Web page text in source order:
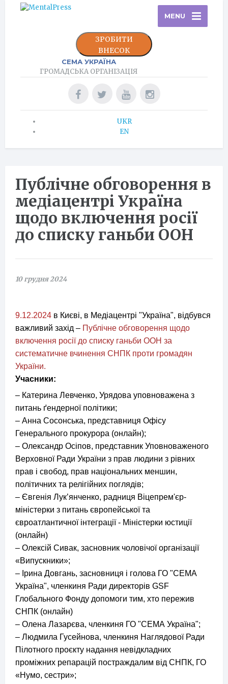
MENU
ЗРОБИТИ
ВНЕСОК
СЕМА УКРАЇНА
ГРОМАДСЬКА ОРГАНІЗАЦІЯ
UKR
EN
Публічне обговорення в
медіацентрі Україна
щодо включення росії
до списку ганьби ООН
10 грудня 2024
9.12.2024 в Києві, в Медіацентрі "Україна", відбувся
важливий захід – Публічне обговорення щодо
включення росії до списку ганьби ООН за
систематичне вчинення СНПК проти громадян
України.
Учасники:
– Катерина Левченко, Урядова уповноважена з
питань ґендерної політики;
– Анна Сосонська, представниця Офісу
Генерального прокурора (онлайн);
– Олександр Осіпов, представник Уповноваженого
Верховної Ради України з прав людини з рівних
прав і свобод, прав національних меншин,
політичних та релігійних поглядів;
– Євгенія Лук’янченко, радниця Віцепрем'єр-
міністерки з питань європейської та
євроатлантичної інтеграції - Міністерки юстиції
(онлайн)
– Олексій Сивак, засновник чоловічої організації
«Випускники»;
– Ірина Довгань, засновниця і голова ГО "СЕМА
Україна", членкиня Ради директорів GSF
Глобального Фонду допомоги тим, хто пережив
СНПК (онлайн)
– Олена Лазарєва, членкиня ГО "СЕМА Україна";
– Людмила Гусейнова, членкиня Наглядової Ради
Пілотного проєкту надання невідкладних
проміжних репарацій постраждалим від СНПК, ГО
«Нумо, сестри»;